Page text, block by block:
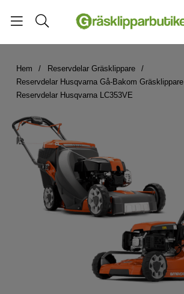
Hem
Reservdelar Gräsklippare
Reservdelar Husqvarna Gå-Bakom Gräsklippare
Reservdelar Husqvarna LC353VE